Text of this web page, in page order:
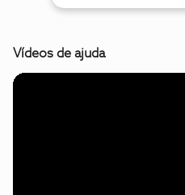
Vídeos de ajuda